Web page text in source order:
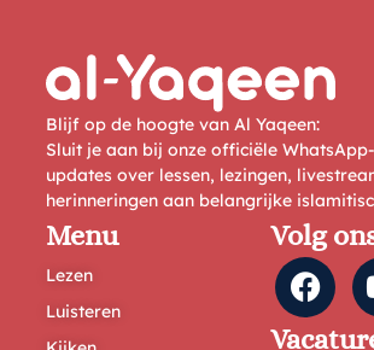
Blijf op de hoogte van Al Yaqeen:
Sluit je aan bij onze officiële
updates over lessen, lezingen,
herinneringen aan belangrijke
Menu
Lezen
Luisteren
Volg